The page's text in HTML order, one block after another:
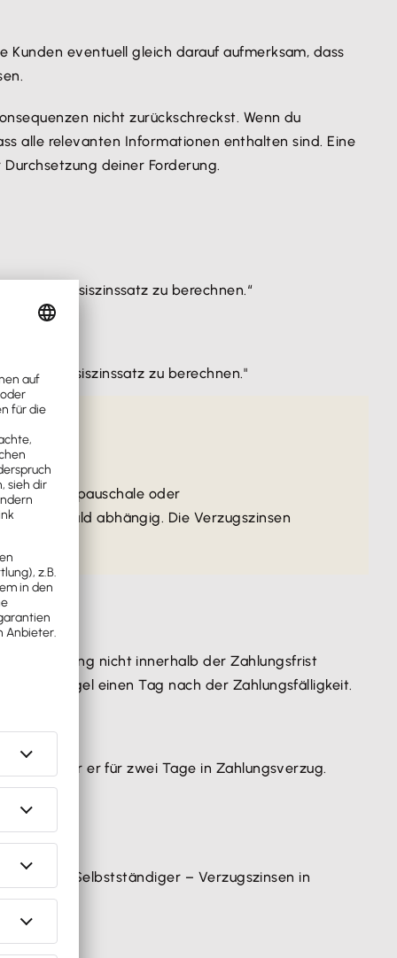
Kunden eventuell gleich darauf aufmerksam, dass
nicht zurückschreckst. Wenn du
alle relevanten Informationen enthalten sind. Eine
deiner Forderung.
dem Basiszinssatz zu berechnen.“
dem Basiszinssatz zu berechnen."
Verzugspauschale oder
der Schuld abhängig. Die Verzugszinsen
Forderung nicht innerhalb der Zahlungsfrist
der Regel einen Tag nach der Zahlungsfälligkeit.
war er für zwei Tage in Zahlungsverzug.
oder Selbstständiger – Verzugszinsen in